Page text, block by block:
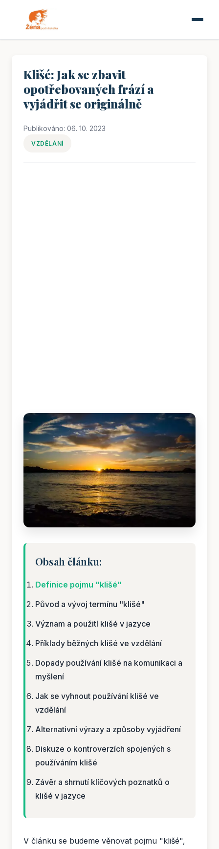
Klišé: Jak se zbavit
opotřebovaných frází a
vyjádřit se originálně
Publikováno: 06. 10. 2023
VZDĚLÁNÍ
Obsah článku:
Definice pojmu "klišé"
Původ a vývoj termínu "klišé"
Význam a použití klišé v jazyce
Příklady běžných klišé ve vzdělání
Dopady používání klišé na komunikaci a
myšlení
Jak se vyhnout používání klišé ve
vzdělání
Alternativní výrazy a způsoby vyjádření
Diskuze o kontroverzích spojených s
používáním klišé
Závěr a shrnutí klíčových poznatků o
klišé v jazyce
V článku se budeme věnovat pojmu "klišé",